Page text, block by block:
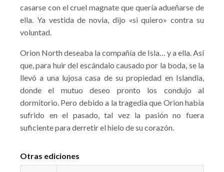
casarse con el cruel magnate que quería adueñarse de
ella. Ya vestida de novia, dijo «si quiero» contra su
voluntad.
Orion North deseaba la compañía de Isla… y a ella. Así
que, para huir del escándalo causado por la boda, se la
llevó a una lujosa casa de su propiedad en Islandia,
donde el mutuo deseo pronto los condujo al
dormitorio. Pero debido a la tragedia que Orion había
sufrido en el pasado, tal vez la pasión no fuera
suficiente para derretir el hielo de su corazón.
Otras ediciones